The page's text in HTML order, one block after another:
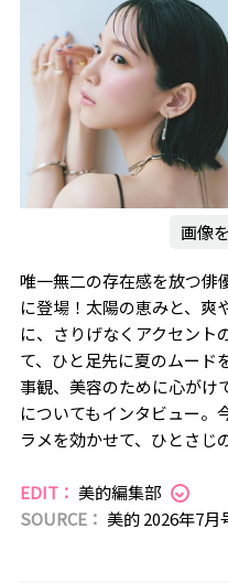
画像
唯一無二の存在感を放つ俳
に登場！太陽の恵みと、爽
に、さりげなくアクセント
て、ひと足先に夏のムード
事観、美容のために心がけ
についてもインタビュー。
ラメを効かせて、ひとさじ
EDIT： 美的編集部
SOURCE： 美的 2026年7月